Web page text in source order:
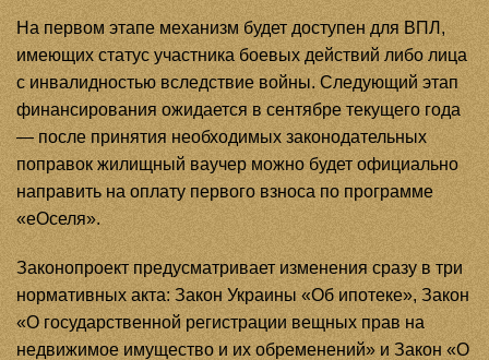
На первом этапе механизм будет доступен для ВПЛ,
имеющих статус участника боевых действий либо лица
с инвалидностью вследствие войны. Следующий этап
финансирования ожидается в сентябре текущего года
— после принятия необходимых законодательных
поправок жилищный ваучер можно будет официально
направить на оплату первого взноса по программе
«еОселя».
Законопроект предусматривает изменения сразу в три
нормативных акта: Закон Украины «Об ипотеке», Закон
«О государственной регистрации вещных прав на
недвижимое имущество и их обременений» и Закон «О